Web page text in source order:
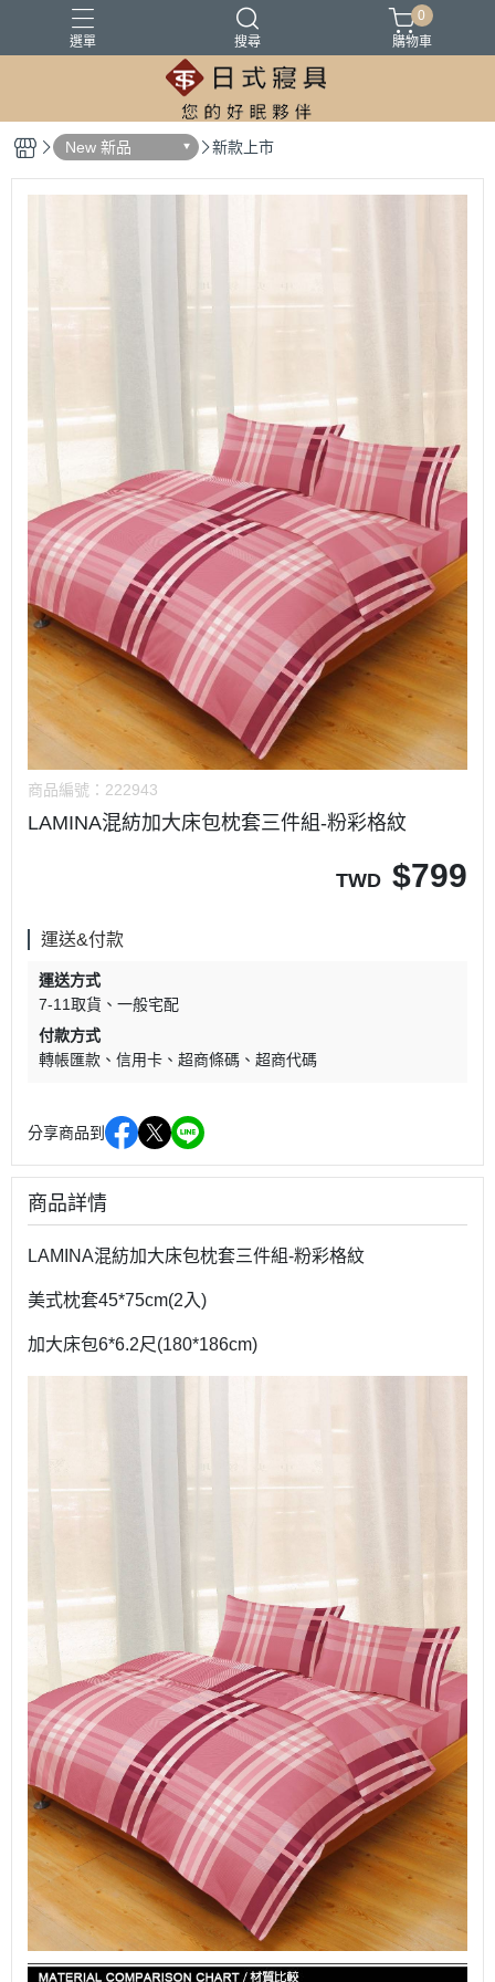
選單 搜尋
100%精梳棉 100%萊爾賽天絲
0
購物車
New 新品 新款上市
商品編號： 222943
LAMINA混紡加大床包枕套三件組-粉彩格紋
TWD $799
運送&付款
運送方式
7-11取貨
一般宅配
付款方式
轉帳匯款
信用卡 超商條碼 超商代碼
分享商品到
商品詳情
LAMINA混紡加大床包枕套三件組-粉彩格紋
美式枕套45*75cm(2入)
加大床包6*6.2尺(180*186cm)